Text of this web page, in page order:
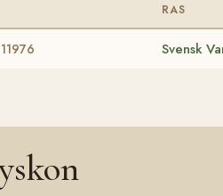
RAS
11976 Svensk